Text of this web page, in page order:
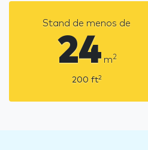
Stand de menos de
24 m2
200 ft2